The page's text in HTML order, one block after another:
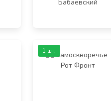
Бабаевский
1 шт.